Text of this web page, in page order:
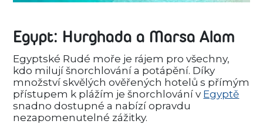
Egypt: Hurghada a Marsa Alam
Egyptské Rudé moře je rájem pro všechny,
kdo milují šnorchlování a potápění. Díky
množství skvělých ověřených hotelů s přímým
přístupem k plážím je šnorchlování v Egyptě
snadno dostupné a nabízí opravdu
nezapomenutelné zážitky.